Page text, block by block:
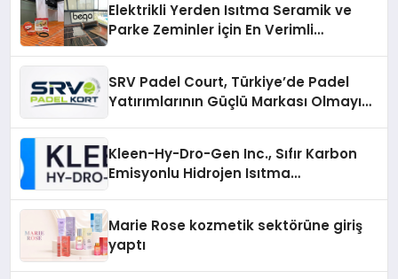
Elektrikli Yerden Isıtma Seramik ve
Parke Zeminler İçin En Verimli
SRV Padel Court, Türkiye’de Padel
Yatırımlarının Güçlü Markası Olmayı
Kleen-Hy-Dro-Gen Inc., Sıfır Karbon
Emisyonlu Hidrojen Isıtma
Marie Rose kozmetik sektörüne giriş
yaptı